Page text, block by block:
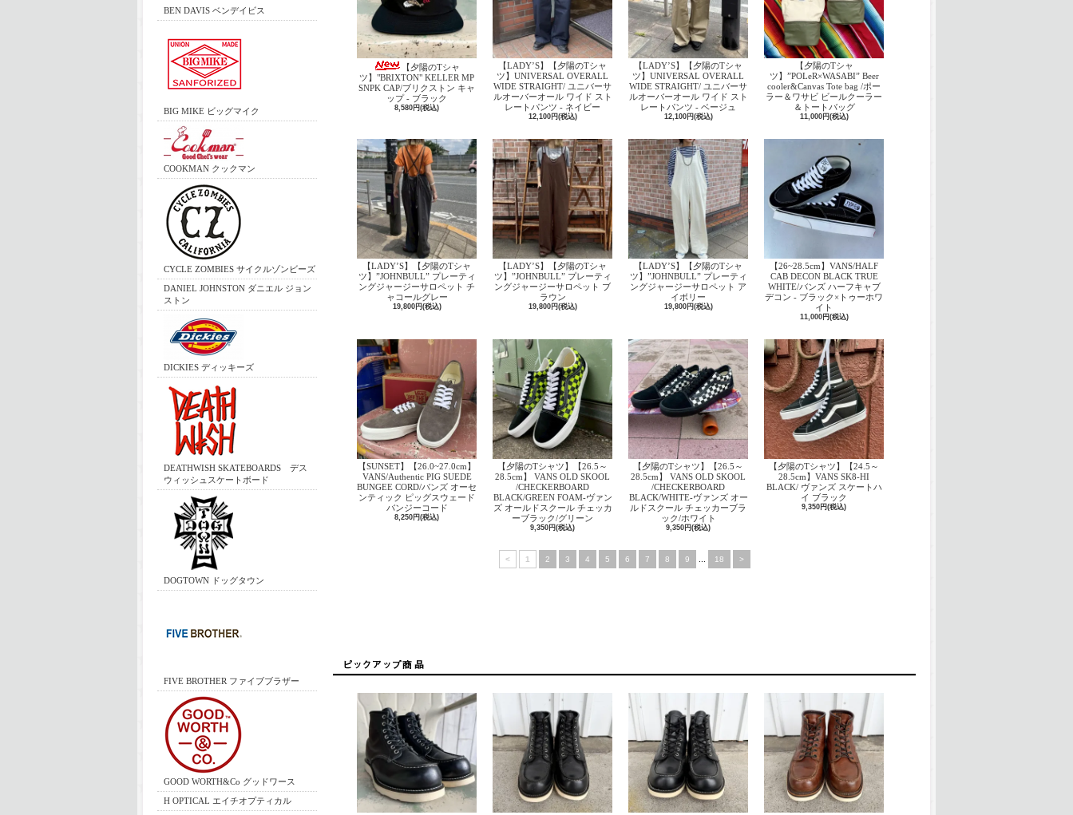
BEN DAVIS ベンデイビス
BIG MIKE ビッグマイク
COOKMAN クックマン
CYCLE ZOMBIES サイクルゾンビーズ
DANIEL JOHNSTON ダニエル ジョン
ストン
DICKIES ディッキーズ
DEATHWISH SKATEBOARDS デス
ウィッシュスケートボード
DOGTOWN ドッグタウン
FIVE BROTHER ファイブブラザー
GOOD WORTH&Co グッドワース
H OPTICAL エイチオプティカル
【夕陽のTシャ
ツ】"BRIXTON" KELLER MP
SNPK CAP/ブリクストン キャ
ップ - ブラック
8,580円(税込)
【LADY’S】【夕陽のTシャ
ツ】UNIVERSAL OVERALL
WIDE STRAIGHT/ ユニバーサ
ルオーバーオール ワイド スト
レートパンツ - ネイビー
12,100円(税込)
【LADY’S】【夕陽のTシャ
ツ】UNIVERSAL OVERALL
WIDE STRAIGHT/ ユニバーサ
ルオーバーオール ワイド スト
レートパンツ - ベージュ
12,100円(税込)
【夕陽のTシャ
ツ】”POLeR×WASABI” Beer
cooler&Canvas Tote bag /ポー
ラー＆ワサビ ビールクーラー
＆トートバッグ
11,000円(税込)
【LADY’S】【夕陽のTシャ
ツ】”JOHNBULL” プレーティ
ングジャージーサロペット チ
ャコールグレー
19,800円(税込)
【LADY’S】【夕陽のTシャ
ツ】”JOHNBULL” プレーティ
ングジャージーサロペット ブ
ラウン
19,800円(税込)
【LADY’S】【夕陽のTシャ
ツ】”JOHNBULL” プレーティ
ングジャージーサロペット ア
イボリー
19,800円(税込)
【26~28.5cm】VANS/HALF
CAB DECON BLACK TRUE
WHITE/バンズ ハーフキャブ
デコン - ブラック×トゥーホワ
イト
11,000円(税込)
【SUNSET】【26.0~27.0cm】
VANS/Authentic PIG SUEDE
BUNGEE CORD/バンズ オーセ
ンティック ピッグスウェード
バンジーコード
8,250円(税込)
【夕陽のTシャツ】【26.5～
28.5cm】 VANS OLD SKOOL
/CHECKERBOARD
BLACK/GREEN FOAM‐ヴァン
ズ オールドスクール チェッカ
ーブラック/グリーン
9,350円(税込)
【夕陽のTシャツ】【26.5～
28.5cm】 VANS OLD SKOOL
/CHECKERBOARD
BLACK/WHITE‐ヴァンズ オー
ルドスクール チェッカーブラ
ック/ホワイト
9,350円(税込)
【夕陽のTシャツ】【24.5～
28.5cm】VANS SK8-HI
BLACK/ ヴァンズ スケートハ
イ ブラック
9,350円(税込)
< 1 2 3 4 5 6 7 8 9 18 >